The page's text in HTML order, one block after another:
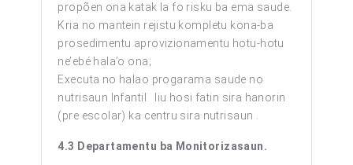
propõen ona katak la fo risku ba ema saude.
Kria no mantein rejistu kompletu kona-ba
prosedimentu aprovizionamentu hotu-hotu
ne’ebé hala’o ona;
Executa no halao progarama saude no
nutrisaun Infantil liu hosi fatin sira hanorin
(pre escolar) ka centru sira nutrisaun .
4.3 Departamentu ba Monitorizasaun.